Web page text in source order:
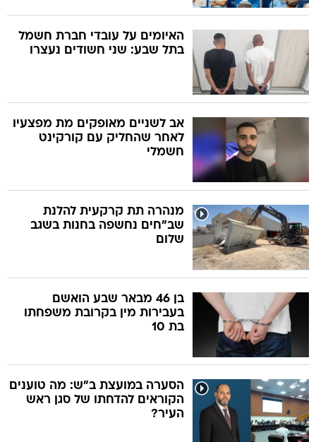
האיומים על עובדי חברת חשמל
בתל שבע: שני חשודים נעצרו
אב לשניים מאופקים מת מפצעיו
לאחר שהחליק עם קורקינט
חשמלי
מנהרה תת קרקעית להלנת
שב"חים נחשפה בחנות בשגב
שלום
בן 46 מבאר שבע הואשם
בעבירות מין בקרובת משפחתו
בת 10
הסערה במועצת ב"ש: מה טוענים
הקוראים להדחתו של סגן ראש
העיר?